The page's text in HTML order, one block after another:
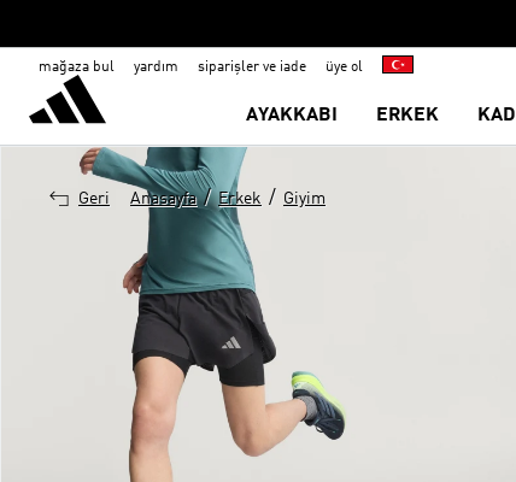
mağaza bul yardım siparişler ve iade üye ol
AYAKKABI ERKEK
Geri Anasayfa / Erkek / Giyim